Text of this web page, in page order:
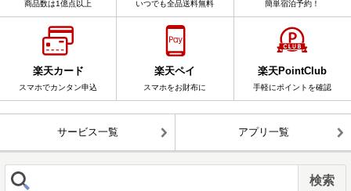
商品数は1億点以上 いつでも全品送料無料 簡単宿泊予約！
楽天カード
スマホでカンタン申込
楽天ペイ
スマホをお財布に
楽天PointClub
手軽にポイントを確認
サービス一覧 アプリ一覧